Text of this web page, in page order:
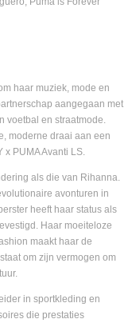
haar muziek, mode en
aangegaan met
voetbal en straatmode.
moderne draai aan een
x PUMA Avanti LS.
als die van Rihanna.
avonturen in
heeft haar status als
Haar moeiteloze
maakt haar de
om zijn vermogen om
in sportkleding en
die prestaties